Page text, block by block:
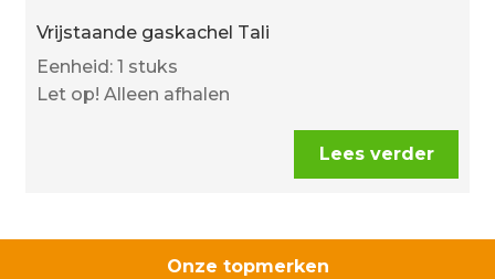
Vrijstaande gaskachel Tali
Eenheid: 1 stuks
Let op! Alleen afhalen
Lees verder
Onze topmerken